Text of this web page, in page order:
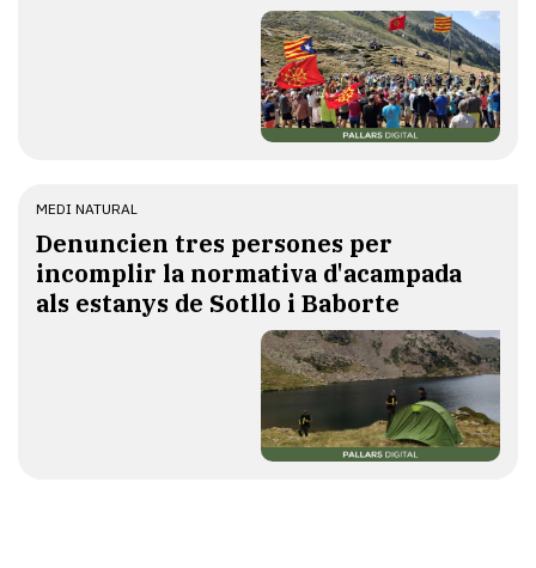
MEDI NATURAL
Denuncien tres persones per
incomplir la normativa d'acampada
als estanys de Sotllo i Baborte